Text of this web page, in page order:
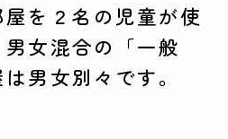
を２名の児童が使
女混合の「一般
男女別々です。